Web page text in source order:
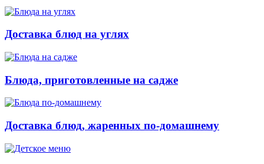
Доставка блюд на углях
Блюда, приготовленные на садже
Доставка блюд, жаренных по-домашнему